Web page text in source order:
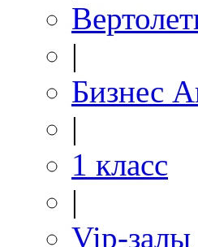
|
Бизнес
|
1 класс
|
Vip-залы